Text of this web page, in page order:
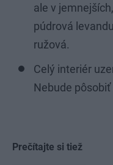
ale v
púdrová
ružová.
Celý interiér
Nebude
Prečítajte si tiež